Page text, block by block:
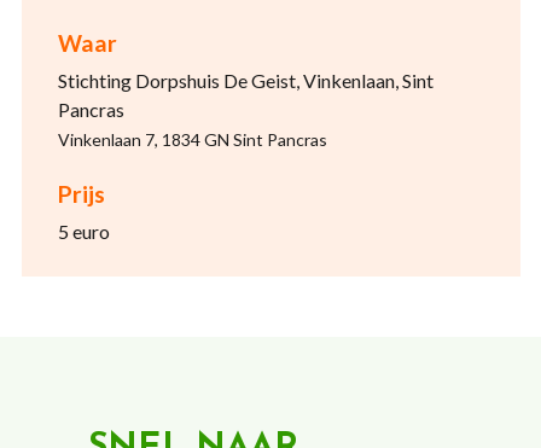
Waar
Stichting Dorpshuis De Geist, Vinkenlaan, Sint
Pancras
Vinkenlaan 7, 1834 GN Sint Pancras
Prijs
5 euro